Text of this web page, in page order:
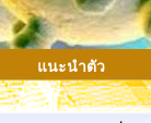
แนะนำตัว